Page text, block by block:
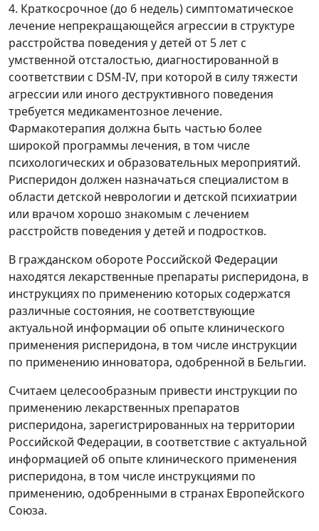
4. Краткосрочное (до 6 недель) симптоматическое
лечение непрекращающейся агрессии в структуре
расстройства поведения у детей от 5 лет с
умственной отсталостью, диагностированной в
соответствии с DSM-IV, при которой в силу тяжести
агрессии или иного деструктивного поведения
требуется медикаментозное лечение.
Фармакотерапия должна быть частью более
широкой программы лечения, в том числе
психологических и образовательных мероприятий.
Рисперидон должен назначаться специалистом в
области детской неврологии и детской психиатрии
или врачом хорошо знакомым с лечением
расстройств поведения у детей и подростков.
В гражданском обороте Российской Федерации
находятся лекарственные препараты рисперидона, в
инструкциях по применению которых содержатся
различные состояния, не соответствующие
актуальной информации об опыте клинического
применения рисперидона, в том числе инструкции
по применению инноватора, одобренной в Бельгии.
Считаем целесообразным привести инструкции по
применению лекарственных препаратов
рисперидона, зарегистрированных на территории
Российской Федерации, в соответствие с актуальной
информацией об опыте клинического применения
рисперидона, в том числе инструкциями по
применению, одобренными в странах Европейского
Союза.